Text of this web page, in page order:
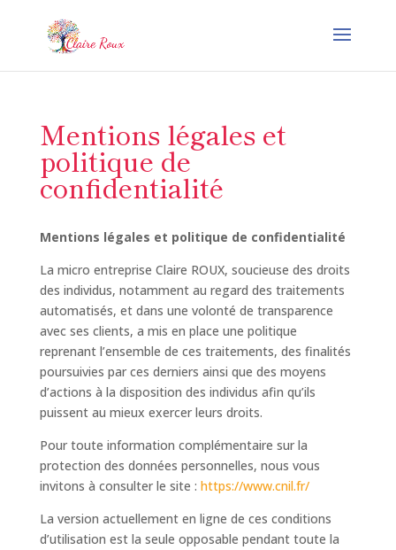
Mentions légales et
politique de
confidentialité
Mentions légales et politique de confidentialité
La micro entreprise Claire ROUX, soucieuse des droits
des individus, notamment au regard des traitements
automatisés, et dans une volonté de transparence
avec ses clients, a mis en place une politique
reprenant l’ensemble de ces traitements, des finalités
poursuivies par ces derniers ainsi que des moyens
d’actions à la disposition des individus afin qu’ils
puissent au mieux exercer leurs droits.
Pour toute information complémentaire sur la
protection des données personnelles, nous vous
invitons à consulter le site : https://www.cnil.fr/
La version actuellement en ligne de ces conditions
d’utilisation est la seule opposable pendant toute la